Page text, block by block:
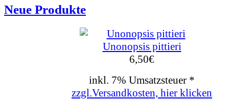
Neue Produkte
Unonopsis pittieri
6,50€
inkl. 7% Umsatzsteuer *
zzgl.Versandkosten, hier klicken